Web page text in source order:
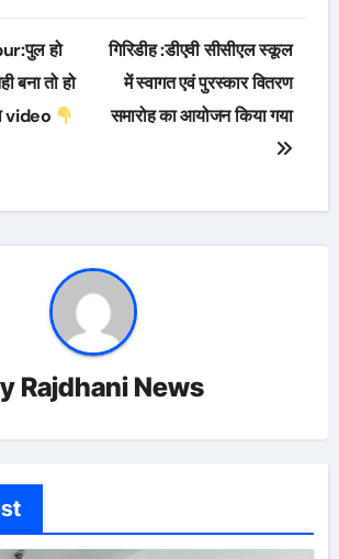
हो
बना तो हो
video
गिरिडीह :डीएवी सीसीएल स्कूल
में स्वागत एवं पुरस्कार वितरण
समारोह का आयोजन किया गया
Rajdhani News